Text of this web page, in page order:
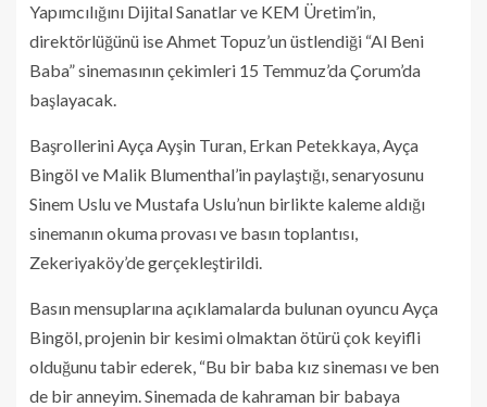
Yapımcılığını Dijital Sanatlar ve KEM Üretim’in,
direktörlüğünü ise Ahmet Topuz’un üstlendiği “Al Beni
Baba” sinemasının çekimleri 15 Temmuz’da Çorum’da
başlayacak.
Başrollerini Ayça Ayşin Turan, Erkan Petekkaya, Ayça
Bingöl ve Malik Blumenthal’in paylaştığı, senaryosunu
Sinem Uslu ve Mustafa Uslu’nun birlikte kaleme aldığı
sinemanın okuma provası ve basın toplantısı,
Zekeriyaköy’de gerçekleştirildi.
Basın mensuplarına açıklamalarda bulunan oyuncu Ayça
Bingöl, projenin bir kesimi olmaktan ötürü çok keyifli
olduğunu tabir ederek, “Bu bir baba kız sineması ve ben
de bir anneyim. Sinemada de kahraman bir babaya